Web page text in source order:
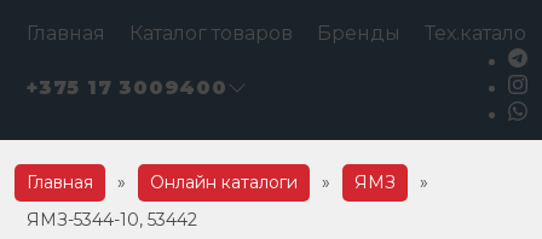
Главная Каталог товаров Бренды
+375 17 3009400
Главная » Онлайн каталоги » ЯМЗ
»
ЯМЗ-5344-10, 53442